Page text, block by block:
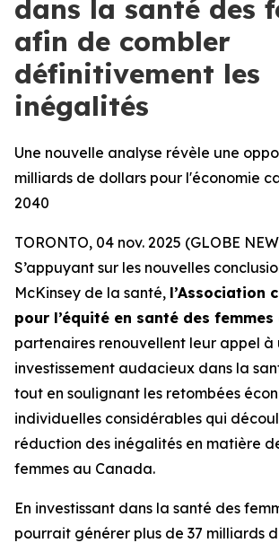
dans la santé des
afin de combler
définitivement les
inégalités
Une nouvelle analyse révèle une
milliards de dollars pour l'économie
2040
TORONTO, 04 nov. 2025 (GLOBE
S’appuyant sur les nouvelles
McKinsey de la santé, l’Association
pour l’équité en santé des femmes
partenaires renouvellent leur appel à
investissement audacieux dans la
tout en soulignant les retombées
individuelles considérables qui
réduction des inégalités en matière
femmes au Canada.
En investissant dans la santé des
pourrait générer plus de 37 milliards